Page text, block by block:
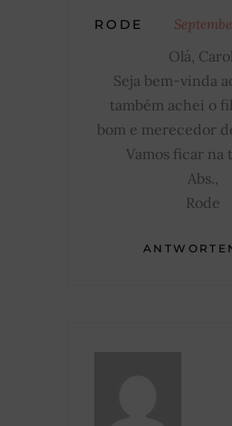
RODE
Olá,
Seja bem-vinda
também achei o
bom e merecedor
Vamos ficar na
Abs.,
Rode